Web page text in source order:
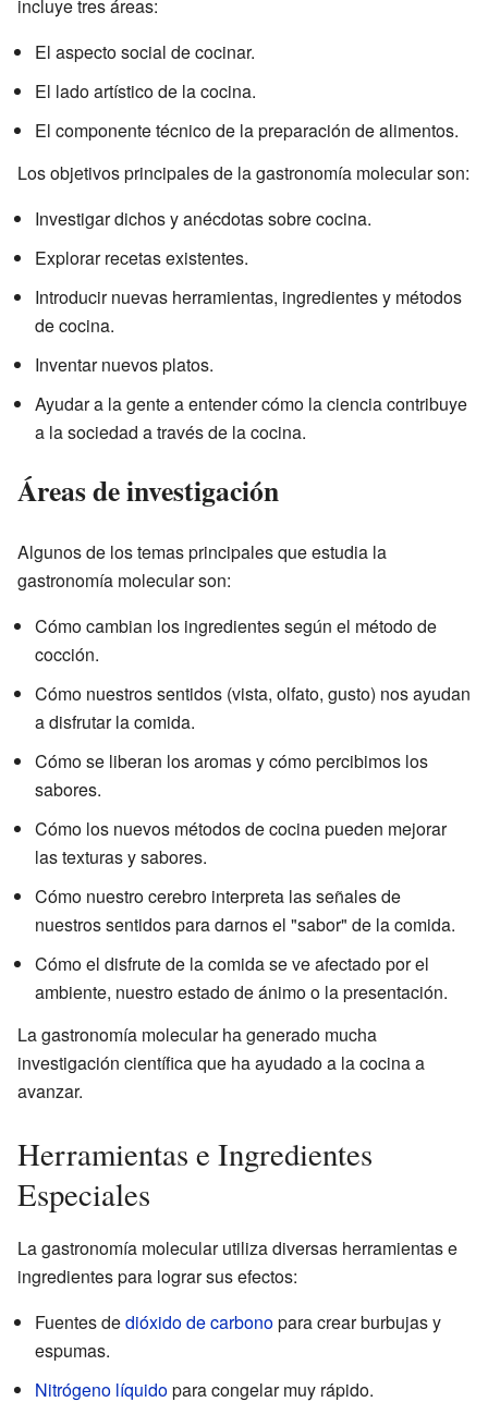
incluye tres áreas:
El aspecto social de cocinar.
El lado artístico de la cocina.
El componente técnico de la preparación de alimentos.
Los objetivos principales de la gastronomía molecular son:
Investigar dichos y anécdotas sobre cocina.
Explorar recetas existentes.
Introducir nuevas herramientas, ingredientes y métodos
de cocina.
Inventar nuevos platos.
Ayudar a la gente a entender cómo la ciencia contribuye
a la sociedad a través de la cocina.
Áreas de investigación
Algunos de los temas principales que estudia la
gastronomía molecular son:
Cómo cambian los ingredientes según el método de
cocción.
Cómo nuestros sentidos (vista, olfato, gusto) nos ayudan
a disfrutar la comida.
Cómo se liberan los aromas y cómo percibimos los
sabores.
Cómo los nuevos métodos de cocina pueden mejorar
las texturas y sabores.
Cómo nuestro cerebro interpreta las señales de
nuestros sentidos para darnos el "sabor" de la comida.
Cómo el disfrute de la comida se ve afectado por el
ambiente, nuestro estado de ánimo o la presentación.
La gastronomía molecular ha generado mucha
investigación científica que ha ayudado a la cocina a
avanzar.
Herramientas e Ingredientes
Especiales
La gastronomía molecular utiliza diversas herramientas e
ingredientes para lograr sus efectos:
Fuentes dedióxido de carbonopara crear burbujas y
espumas.
Nitrógeno líquidopara congelar muy rápido.